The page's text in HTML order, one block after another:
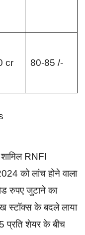
cr 80-85 /-
RNFI
को लांच होने वाला
रुपए जुटाने का
स्टॉक्स के बदले लाया
प्रति शेयर के बीच